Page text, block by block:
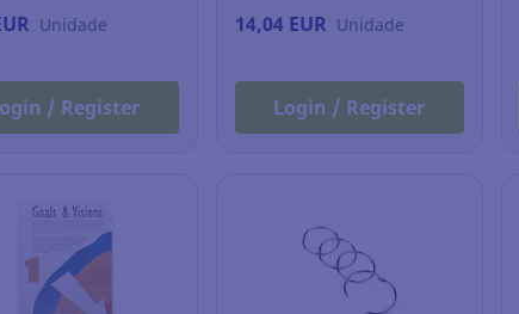
Unidade
/ Register
14,04 EUR Unidade
Login / Register